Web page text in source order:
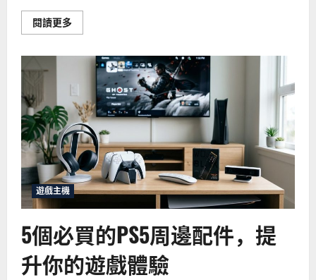
閱讀更多Read
more
怎
麼
辦？
2026
年
最
常
見
主
機
問
題
解
決
方
法
遊戲主機
5個必買的PS5周邊配件，提
升你的遊戲體驗